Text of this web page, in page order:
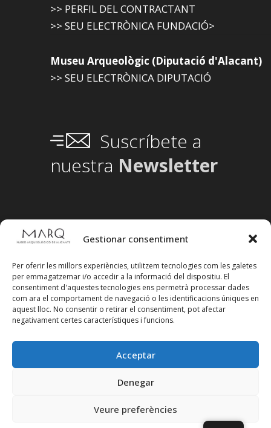
Gestionar consentiment
Per oferir les millors experiències, utilitzem tecnologies com les galetes
per emmagatzemar i/o accedir a la informació del dispositiu. El
consentiment d'aquestes tecnologies ens permetrà processar dades
com ara el comportament de navegació o les identificacions úniques en
aquest lloc. No consentir o retirar el consentiment, pot afectar
negativament certes característiques i funcions.
Acceptar
Denegar
Veure preferències
>> PERFIL DEL CONTRACTANT
>> SEU ELECTRÒNICA FUNDACIÓ>
Museu Arqueològic (Diputació d'Alacant)
>> SEU ELECTRÒNICA DIPUTACIÓ
Suscríbete a
nuestra Newsletter
Segueix-nos en xarxes socials